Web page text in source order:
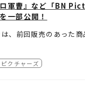
池袋3-1-3
ティ ワールドインポー
コ Cross Store 東京」
シリーズ」
軍曹』など「BN
一部公開！
、前回販売のあった
プル・イメージです
クチャーズ